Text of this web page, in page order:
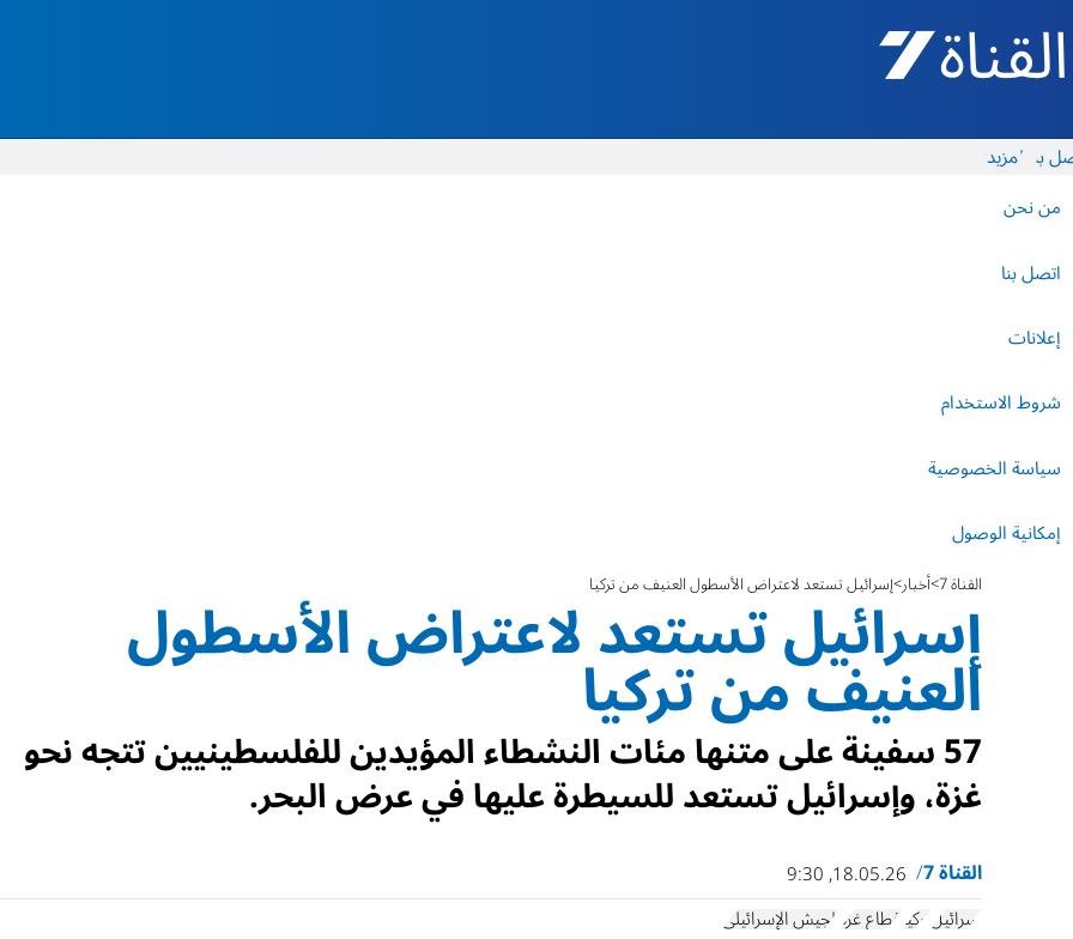
القناة 7 - أروتس شيفع
بنا
من نحن
اتصل بنا
إعلانات
شروط الاستخدام
سياسة الخصوصية
إمكانية الوصول
المزيد
القناة 7 أخبار إسرائيل تستعد لاعتراض الأسطول العنيف من تركيا
إسرائيل تستعد لاعتراض الأسطول
العنيف من تركيا
57 سفينة على متنها مئات النشطاء المؤيدين للفلسطينيين تتجه نحو
غزة، وإسرائيل تستعد للسيطرة عليها في عرض البحر.
القناة 7
18.05.26, 9:30
إسرائيلتركياقطاع غزة الجيش الإسرائيلي